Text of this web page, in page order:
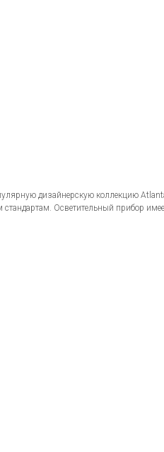
дизайнерскую коллекцию
Осветительный прибор